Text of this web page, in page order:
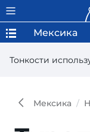
Тонкости
Мексика
Мексика